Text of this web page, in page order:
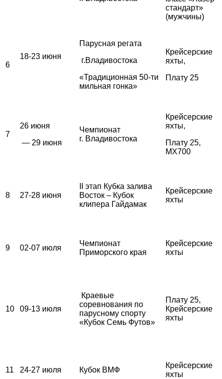
стандарт»
(мужчины)
6
18-23 июня
Парусная регата
г.Владивостока
«Традиционная 50-ти
мильная гонка»
Крейсерские
яхты,
Плату 25
7
26 июня
— 29 июня
Чемпионат
г. Владивостока
Крейсерские
яхты,
Плату 25,
MX700
8 27-28 июня
II этап Кубка залива
Восток – Кубок
клипера Гайдамак
Крейсерские
яхты
9 02-07 июля
Чемпионат
Приморского края
Крейсерские
яхты
10 09-13 июля
Краевые
соревнования по
парусному спорту
«Кубок Семь Футов»
Плату 25,
Крейсерские
яхты
11 24-27 июля Кубок ВМФ
Крейсерские
яхты